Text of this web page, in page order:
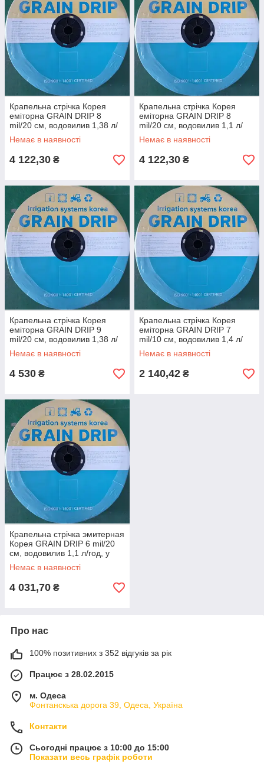
Крапельна стрічка Корея
еміторна GRAIN DRIP 8
mil/20 см, водовилив 1,38 л/
год, у бухті 2500 м
Немає в наявності
4 122,30 ₴
Крапельна стрічка Корея
еміторна GRAIN DRIP 8
mil/20 см, водовилив 1,1 л/
год, у бухті 2500 м
Немає в наявності
4 122,30 ₴
Крапельна стрічка Корея
еміторна GRAIN DRIP 9
mil/20 см, водовилив 1,38 л/
год, у бухті 2500 м
Немає в наявності
4 530 ₴
Крапельна стрічка Корея
еміторна GRAIN DRIP 7
mil/10 см, водовилив 1,4 л/
год, у бухті 1000 м
Немає в наявності
2 140,42 ₴
Крапельна стрічка эмитерная
Корея GRAIN DRIP 6 mil/20
см, водовилив 1,1 л/год, у
бухті 3000 м
Немає в наявності
4 031,70 ₴
Про нас
100% позитивних з 352 відгуків за рік
Працює з 28.02.2015
м. Одеса
Фонтанскька дорога 39, Одеса, Україна
Контакти
Сьогодні працює з 10:00 до 15:00
Показати весь графік роботи